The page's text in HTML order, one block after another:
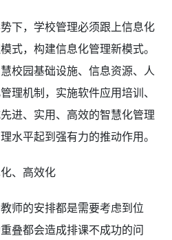
下，学校管理必须跟上信息化
式，构建信息化管理新模式。
校园基础设施、信息资源、人
理机制，实施软件应用培训、
进、实用、高效的智慧化管理
水平起到强有力的推动作用。
、高效化
师的安排都是需要考虑到位
叠都会造成排课不成功的问